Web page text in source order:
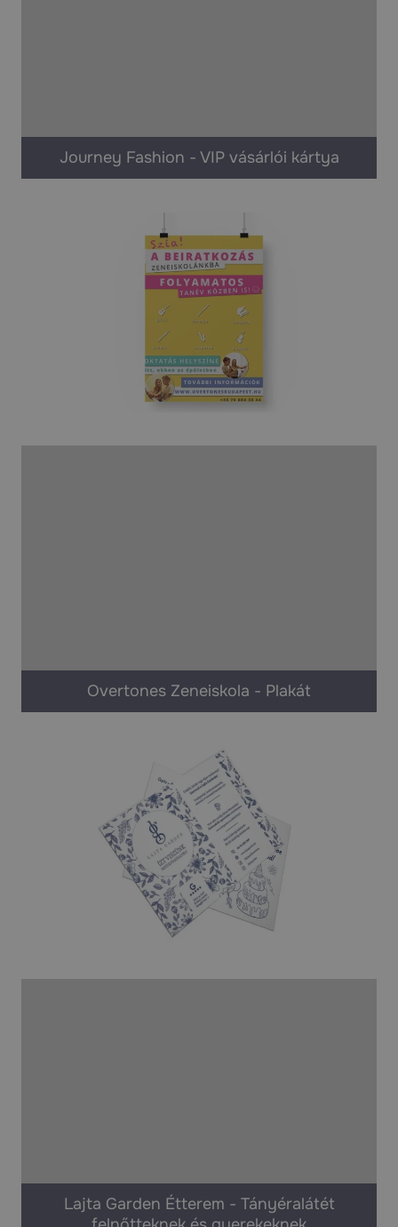
Journey Fashion - VIP vásárlói kártya
Overtones Zeneiskola - Plakát
Lajta Garden Étterem - Tányéralátét